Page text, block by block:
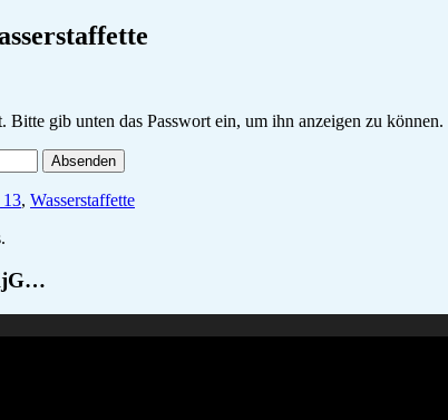
Bitte gib unten das Passwort ein, um ihn anzeigen zu können.
13, Wasserstaffette